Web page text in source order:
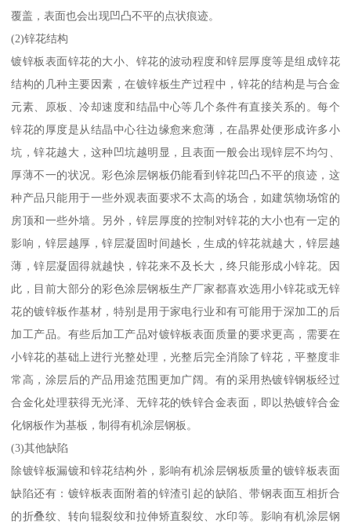
覆盖，表面也会出现凹凸不平的点状痕迹。
(2)锌花结构
镀锌板表面锌花的大小、锌花的波动程度和锌层厚度等是组成锌花
结构的几种主要因素，在镀锌板生产过程中，锌花的结构是与合金
元素、原板、冷却速度和结晶中心等几个条件有直接关系的。每个
锌花的厚度是从结晶中心往边缘愈来愈薄，在晶界处便形成许多小
坑，锌花越大，这种凹坑越明显，且表面一般会出现锌层不均匀、
厚薄不一的状况。彩色涂层钢板仍能看到锌花凹凸不平的痕迹，这
种产品只能用于一些外观表面要求不太高的场合，如建筑物场馆的
房顶和一些外墙。另外，锌层厚度的控制对锌花的大小也有一定的
影响，锌层越厚，锌层凝固时间越长，生成的锌花就越大，锌层越
薄，锌层凝固得就越快，锌花来不及长大，终只能形成小锌花。因
此，目前大部分的彩色涂层钢板生产厂家都喜欢选用小锌花或无锌
花的镀锌板作基材，特别是用于家电行业和有可能用于深加工的后
加工产品。有些后加工产品对镀锌板表面质量的要求更高，需要在
小锌花的基础上进行光整处理，光整后完全消除了锌花，平整度非
常高，涂层后的产品用途范围更加广阔。有的采用热镀锌钢板经过
合金化处理获得无光泽、无锌花的铁锌合金表面，即以热镀锌合金
化钢板作为基板，制得有机涂层钢板。
(3)其他缺陷
除镀锌板漏镀和锌花结构外，影响有机涂层钢板质量的镀锌板表面
缺陷还有：镀锌板表面附着的锌渣引起的缺陷、带钢表面互相折合
的折叠纹、转向辊裂纹和拉伸矫直裂纹、水印等。影响有机涂层钢